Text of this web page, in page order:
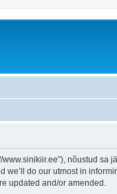
nõustud
we’ll do our utmost in
updated and/or amended.